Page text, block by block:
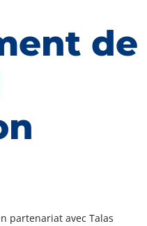
de
partenariat avec Talas